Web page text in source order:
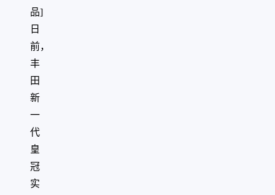
品]
日
前，
丰
田
新
一
代
皇
冠
实